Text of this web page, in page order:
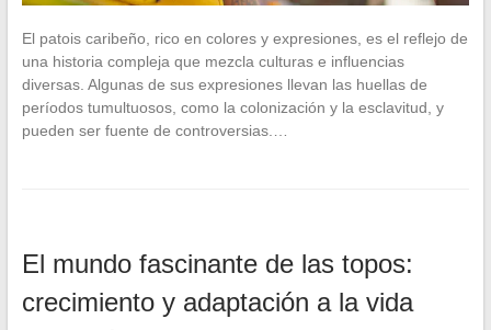
El patois caribeño, rico en colores y expresiones, es el reflejo de
una historia compleja que mezcla culturas e influencias
diversas. Algunas de sus expresiones llevan las huellas de
períodos tumultuosos, como la colonización y la esclavitud, y
pueden ser fuente de controversias.…
El mundo fascinante de las topos:
crecimiento y adaptación a la vida